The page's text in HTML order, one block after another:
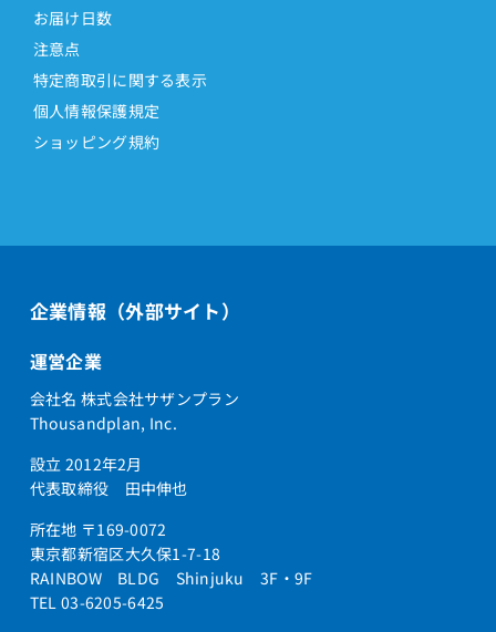
お届け日数
注意点
特定商取引に関する表示
個人情報保護規定
ショッピング規約
企業情報（外部サイト）
運営企業
会社名 株式会社サザンプラン
Thousandplan, Inc.
設立 2012年2月
代表取締役 田中伸也
所在地 〒169-0072
東京都新宿区大久保1-7-18
RAINBOW BLDG Shinjuku 3F・9F
TEL 03-6205-6425